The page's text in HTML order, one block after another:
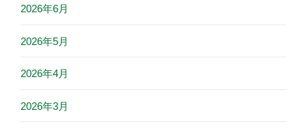
2026年6月
2026年5月
2026年4月
2026年3月